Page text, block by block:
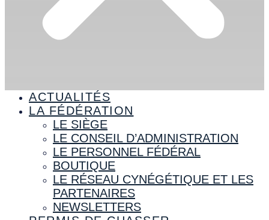
ACTUALITÉS
LA FÉDÉRATION
LE SIÈGE
LE CONSEIL D’ADMINISTRATION
LE PERSONNEL FÉDÉRAL
BOUTIQUE
LE RÉSEAU CYNÉGÉTIQUE ET LES
PARTENAIRES
NEWSLETTERS